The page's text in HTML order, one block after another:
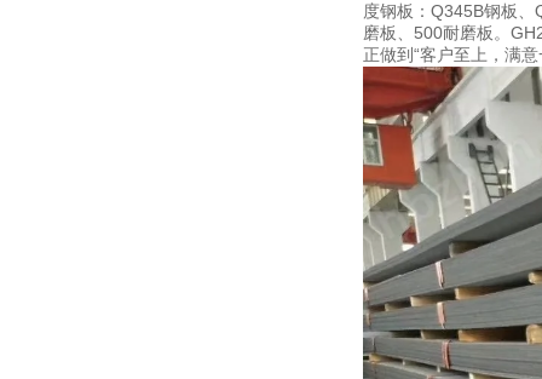
度钢板：Q345B钢板
磨板、500耐磨板。
正做到“客户至上，满